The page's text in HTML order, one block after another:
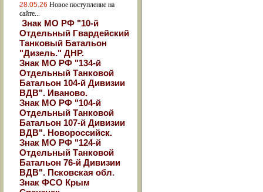
28.05.26 Новое поступление на
сайте...
Знак МО РФ "10-й
Отдельный Гвардейский
Танковый Батальон
"Дизель." ДНР.
Знак МО РФ "134-й
Отдельный Танковой
Батальон 104-й Дивизии
ВДВ". Иваново.
Знак МО РФ "104-й
Отдельный Танковой
Батальон 107-й Дивизии
ВДВ". Новороссийск.
Знак МО РФ "124-й
Отдельный Танковой
Батальон 76-й Дивизии
ВДВ". Псковская обл.
Знак ФСО Крым